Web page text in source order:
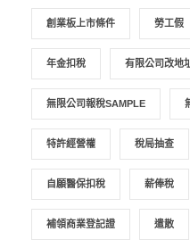
創業板上市條件 勞工假
年金扣稅 有限公司改地
無限公司報稅SAMPLE
特許經營權 稅局抽查
自願醫保扣稅 薪俸稅
補領商業登記證 遣散